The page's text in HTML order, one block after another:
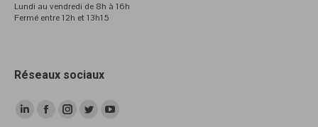
Lundi au vendredi de 8h à 16h
Fermé entre 12h et 13h15
Réseaux sociaux
FacebookInstagram